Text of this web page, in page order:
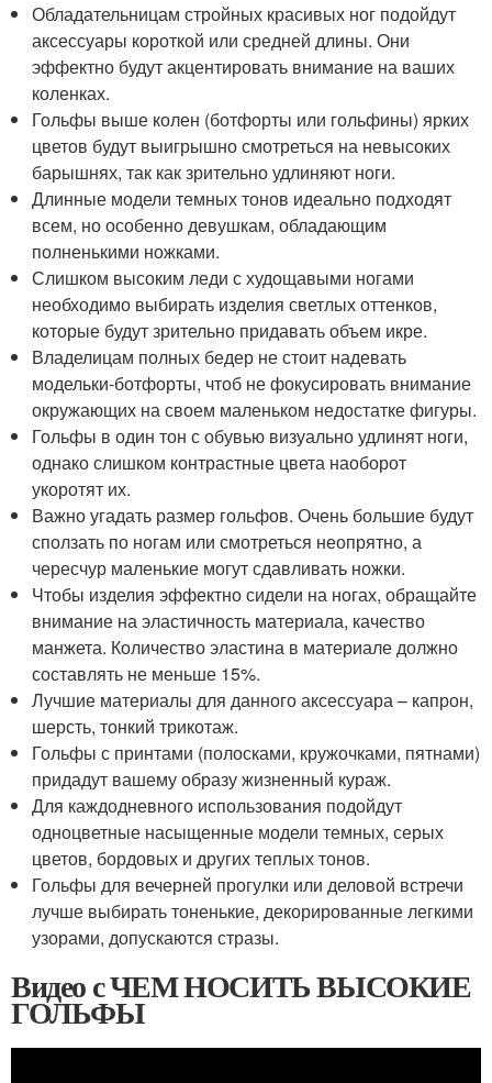
Обладательницам стройных красивых ног подойдут
аксессуары короткой или средней длины. Они
эффектно будут акцентировать внимание на ваших
коленках.
Гольфы выше колен (ботфорты или гольфины) ярких
цветов будут выигрышно смотреться на невысоких
барышнях, так как зрительно удлиняют ноги.
Длинные модели темных тонов идеально подходят
всем, но особенно девушкам, обладающим
полненькими ножками.
Слишком высоким леди с худощавыми ногами
необходимо выбирать изделия светлых оттенков,
которые будут зрительно придавать объем икре.
Владелицам полных бедер не стоит надевать
модельки-ботфорты, чтоб не фокусировать внимание
окружающих на своем маленьком недостатке фигуры.
Гольфы в один тон с обувью визуально удлинят ноги,
однако слишком контрастные цвета наоборот
укоротят их.
Важно угадать размер гольфов. Очень большие будут
сползать по ногам или смотреться неопрятно, а
чересчур маленькие могут сдавливать ножки.
Чтобы изделия эффектно сидели на ногах, обращайте
внимание на эластичность материала, качество
манжета. Количество эластина в материале должно
составлять не меньше 15%.
Лучшие материалы для данного аксессуара – капрон,
шерсть, тонкий трикотаж.
Гольфы с принтами (полосками, кружочками, пятнами)
придадут вашему образу жизненный кураж.
Для каждодневного использования подойдут
одноцветные насыщенные модели темных, серых
цветов, бордовых и других теплых тонов.
Гольфы для вечерней прогулки или деловой встречи
лучше выбирать тоненькие, декорированные легкими
узорами, допускаются стразы.
Видео с ЧЕМ НОСИТЬ ВЫСОКИЕ
ГОЛЬФЫ